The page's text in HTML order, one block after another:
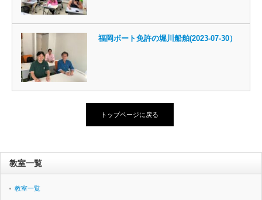
福岡ボート免許の堀川船舶(2023-07-30）
トップページに戻る
教室一覧
教室一覧